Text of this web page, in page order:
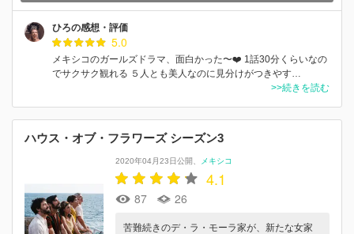
ひろの感想・評価
5.0
メキシコのガールズドラマ、面白かった〜❤️ 1話30分くらいなの
でサクサク観れる ５人とも美人なのに見分けがつきやす…
>>続きを読む
ハウス・オブ・フラワーズ シーズン3
2020年04月23日公開 メキシコ
4.1
87 26
苦難続きのデ・ラ・モーラ家が、新たな女家